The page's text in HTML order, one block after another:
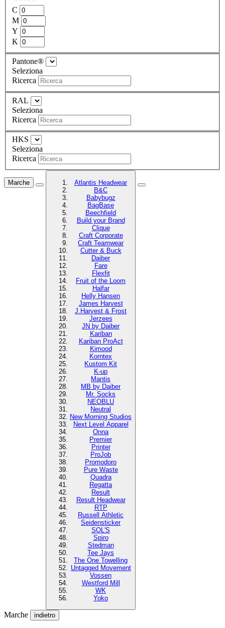
C
M
Y
K
Pantone®
Seleziona
Ricerca
RAL
Seleziona
Ricerca
HKS
Seleziona
Ricerca
Marche
Atlantis Headwear
B&C
Babybugz
BagBase
Beechfield
Build your Brand
Clique
Craft Corporate
Craft Teamwear
Cutter & Buck
Daiber
Fare
Flexfit
Fruit of the Loom
Halfar
Helly Hansen
James Harvest
J.Harvest & Frost
Jerzees
JN by Daiber
Kariban
Kariban ProAct
Kimood
Korntex
Kustom Kit
K-up
Mantis
MB by Daiber
Mr. Socks
NEOBLU
Neutral
New Morning Studios
Next Level Apparel
Onna
Premier
Printer
ProJob
Promodoro
Pure Waste
Quadra
Regatta
Result
Result Headwear
RTP
Russell Athletic
Seidensticker
SOL'S
Spiro
Stedman
Tee Jays
The One Towelling
Untagged Movement
Vossen
Westford Mill
WK
Yoko
Marche indietro